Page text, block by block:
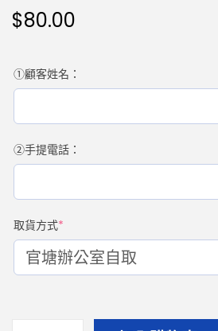
$80.00
①顧客姓名：
②手提電話：
取貨方式*